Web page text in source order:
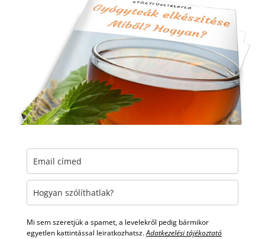
Mi sem szeretjük a spamet, a levelekről pedig bármikor
egyetlen kattintással leiratkozhatsz.Adatkezelési tájékoztató